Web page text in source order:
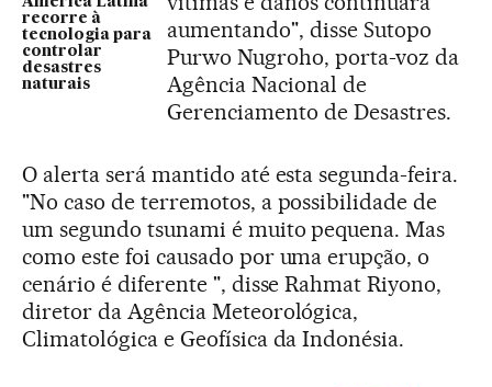
recorre à
tecnologia para
controlar
desastres
naturais
aumentando", disse Sutopo
Purwo Nugroho, porta-voz da
Agência Nacional de
Gerenciamento de Desastres.
O alerta será mantido até esta segunda-feira.
"No caso de terremotos, a possibilidade de
um segundo tsunami é muito pequena. Mas
como este foi causado por uma erupção, o
cenário é diferente ", disse Rahmat Riyono,
diretor da Agência Meteorológica,
Climatológica e Geofísica da Indonésia.